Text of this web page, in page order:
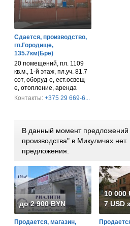
Сдается, производство,
гп.Городище,
135.7км(Бре)
20 помещений, пл. 1109
кв.м., 1-й этаж, пл.уч. 81.7
сот, оборуд-е, ест.освещ-
е, отопление, аренда
Контакты: +375 29 669-6...
В данный момент
производства" в Микуличах
предложения.
до 2 900 BYN
Продается, магазин,
10 000
7 USD